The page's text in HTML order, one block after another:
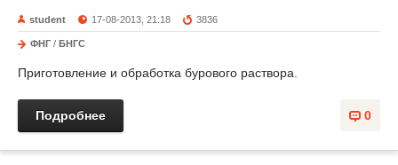
student 17-08-2013, 21:18 3836
ФНГ / БНГС
Приготовление и обработка бурового раствора.
0
Подробнее